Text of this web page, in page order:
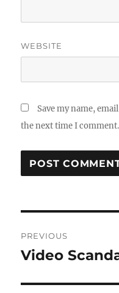
WEBSITE
Save my name,
the next time I comment.
navigation
PREVIOUS
Previous
Video